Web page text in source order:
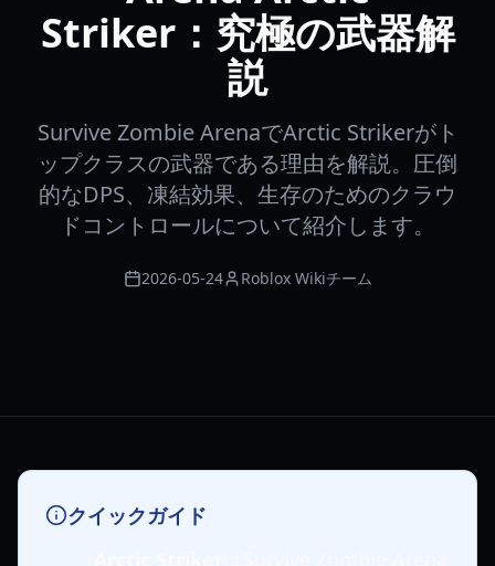
Striker：究極の武器解
説
Survive Zombie ArenaでArctic Strikerがト
ップクラスの武器である理由を解説。圧倒
的なDPS、凍結効果、生存のためのクラウ
ドコントロールについて紹介します。
2026-05-24 Roblox Wikiチーム
クイックガイド